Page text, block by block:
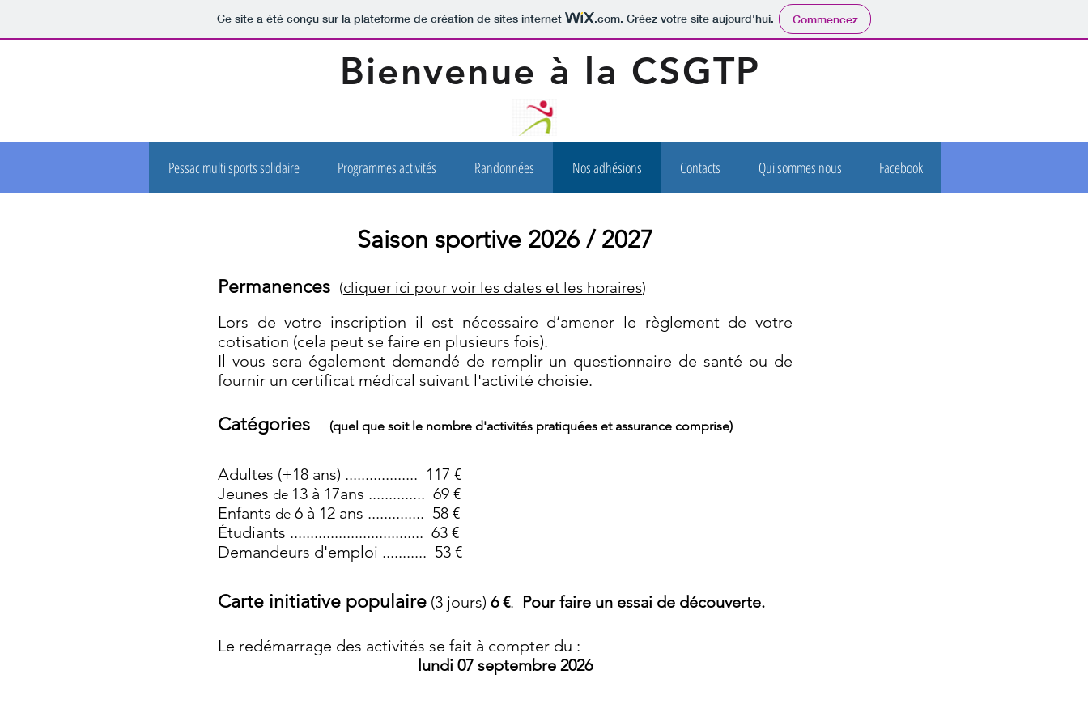
Ce site a été conçu sur la plateforme de création de sites internet .com. Créez votre site aujourd'hui. Commencez
Bienvenue à la CSGTP
Pessac multi sports solidaire Programmes activités Randonnées Nos adhésions Contacts Qui sommes nous Facebook
Saison sportive 2026 / 2027
Permanences (cliquer ici pour voir les dates et les horaires)
Lors de votre inscription il est nécessaire d’amener le règlement de votre
cotisation (cela peut se faire en plusieurs fois).
Il vous sera également demandé de remplir un questionnaire de santé ou de
fournir un certificat médical suivant l'activité choisie.
Catégories (quel que soit le nombre d'activités pratiquées et assurance comprise)
Adultes (+18 ans) .................. 117 €
Jeunes de 13 à 17ans .............. 69 €
Enfants de 6 à 12 ans .............. 58 €
Étudiants ................................. 63 €
Demandeurs d'emploi ........... 53 €
Carte initiative populaire (3 jours) 6 €. Pour faire un essai de découverte.
Le redémarrage des activités se fa​it à compter du :
lundi 07 septembre 2026